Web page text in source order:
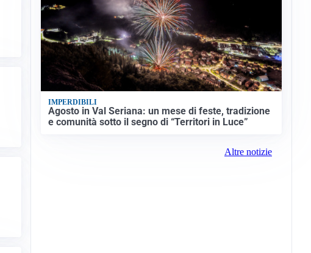
IMPERDIBILI
Agosto in Val Seriana: un mese di feste, tradizione
e comunità sotto il segno di “Territori in Luce”
Altre notizie